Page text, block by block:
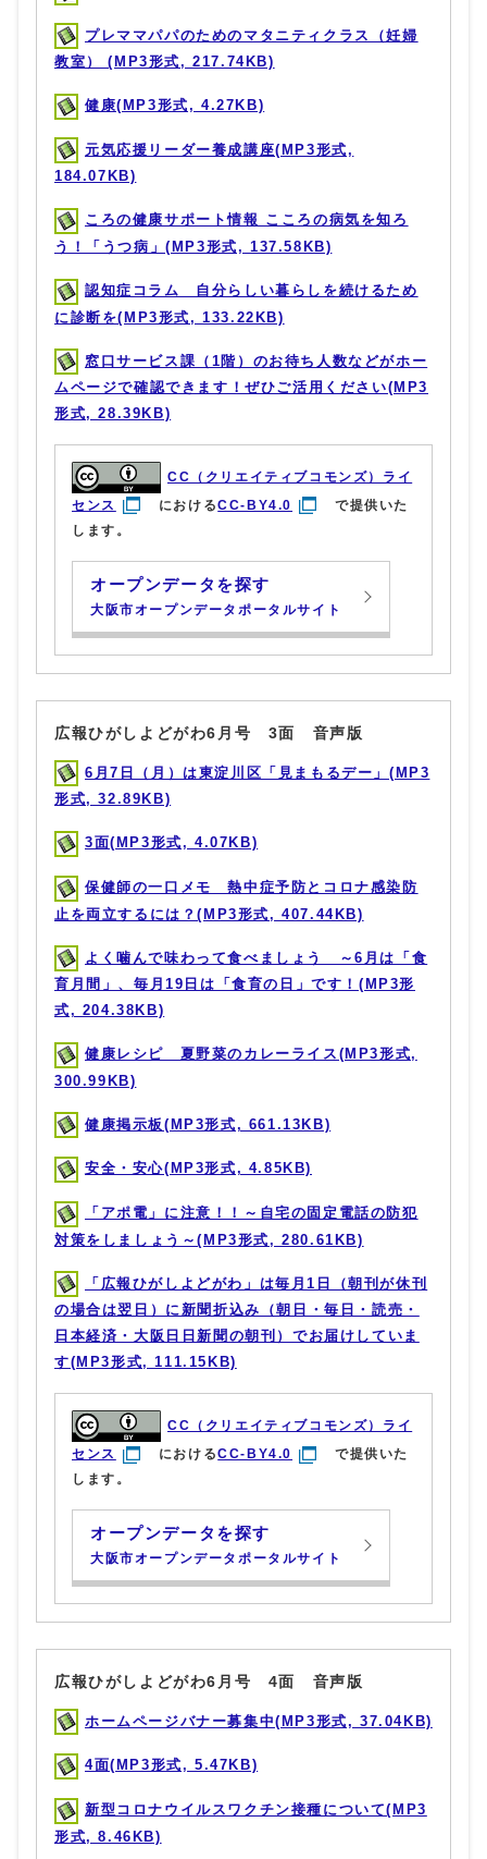
プレママパパのためのマタニティクラス（妊婦
教室） (MP3形式, 217.74KB)
健康(MP3形式, 4.27KB)
元気応援リーダー養成講座(MP3形式,
184.07KB)
ころの健康サポート情報 こころの病気を知ろ
う！「うつ病」(MP3形式, 137.58KB)
認知症コラム 自分らしい暮らしを続けるため
に診断を(MP3形式, 133.22KB)
窓口サービス課（1階）のお待ち人数などがホー
ムページで確認できます！ぜひご活用ください(MP3
形式, 28.39KB)
CC（クリエイティブコモンズ）ライ
センス
におけるCC-BY4.0
で提供いた
します。
オープンデータを探す
大阪市オープンデータポータルサイト
広報ひがしよどがわ6月号 3面 音声版
6月7日（月）は東淀川区「見まもるデー」(MP3
形式, 32.89KB)
3面(MP3形式, 4.07KB)
保健師の一口メモ 熱中症予防とコロナ感染防
止を両立するには？(MP3形式, 407.44KB)
よく噛んで味わって食べましょう ～6月は「食
育月間」、毎月19日は「食育の日」です！(MP3形
式, 204.38KB)
健康レシピ 夏野菜のカレーライス(MP3形式,
300.99KB)
健康掲示板(MP3形式, 661.13KB)
安全・安心(MP3形式, 4.85KB)
「アポ電」に注意！！～自宅の固定電話の防犯
対策をしましょう～(MP3形式, 280.61KB)
「広報ひがしよどがわ」は毎月1日（朝刊が休刊
の場合は翌日）に新聞折込み（朝日・毎日・読売・
日本経済・大阪日日新聞の朝刊）でお届けしていま
す(MP3形式, 111.15KB)
CC（クリエイティブコモンズ）ライ
センス
におけるCC-BY4.0
で提供いた
します。
オープンデータを探す
大阪市オープンデータポータルサイト
広報ひがしよどがわ6月号 4面 音声版
ホームページバナー募集中(MP3形式, 37.04KB)
4面(MP3形式, 5.47KB)
新型コロナウイルスワクチン接種について(MP3
形式, 8.46KB)